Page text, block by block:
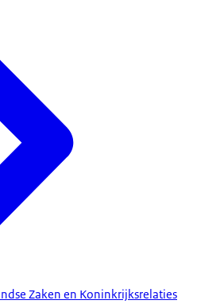
Zaken en Koninkrijksrelaties